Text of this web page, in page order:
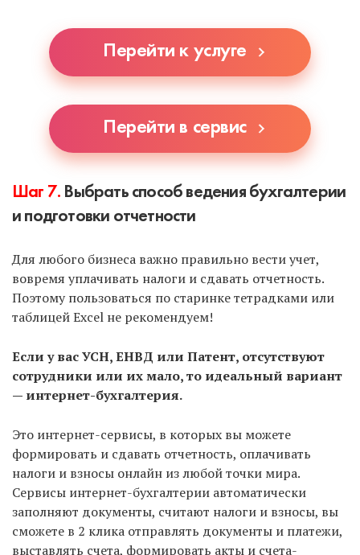
Перейти к услуге
Перейти в сервис
Шаг 7. Выбрать способ ведения бухгалтерии
и подготовки отчетности
Для любого бизнеса важно правильно вести учет,
вовремя уплачивать налоги и сдавать отчетность.
Поэтому пользоваться по старинке тетрадками или
таблицей Excel не рекомендуем!
Если у вас УСН, ЕНВД или Патент, отсутствуют
сотрудники или их мало, то идеальный вариант
— интернет-бухгалтерия.
Это интернет-сервисы, в которых вы можете
формировать и сдавать отчетность, оплачивать
налоги и взносы онлайн из любой точки мира.
Сервисы интернет-бухгалтерии автоматически
заполняют документы, считают налоги и взносы, вы
сможете в 2 клика отправлять документы и платежи,
выставлять счета, формировать акты и счета-